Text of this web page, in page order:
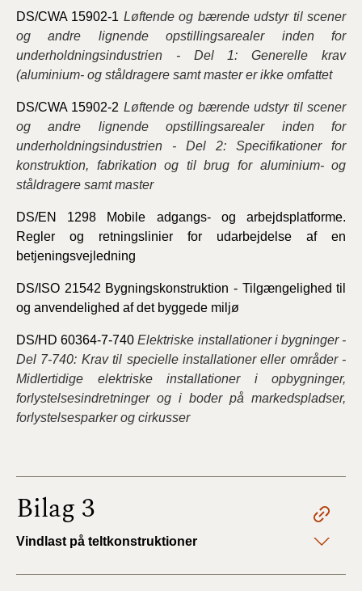
DS/CWA 15902-1 Løftende og bærende udstyr til scener
og andre lignende opstillingsarealer inden for
underholdningsindustrien - Del 1: Generelle krav
(aluminium- og ståldragere samt master er ikke omfattet
DS/CWA 15902-2 Løftende og bærende udstyr til scener
og andre lignende opstillingsarealer inden for
underholdningsindustrien - Del 2: Specifikationer for
konstruktion, fabrikation og til brug for aluminium- og
ståldragere samt master
DS/EN 1298 Mobile adgangs- og arbejdsplatforme.
Regler og retningslinier for udarbejdelse af en
betjeningsvejledning
DS/ISO 21542 Bygningskonstruktion - Tilgængelighed til
og anvendelighed af det byggede miljø
DS/HD 60364-7-740Elektriske installationer i bygninger -
Del 7-740: Krav til specielle installationer eller områder -
Midlertidige elektriske installationer i opbygninger,
forlystelsesindretninger og i boder på markedspladser,
forlystelsesparker og cirkusser
Bilag 3
Vindlast på teltkonstruktioner